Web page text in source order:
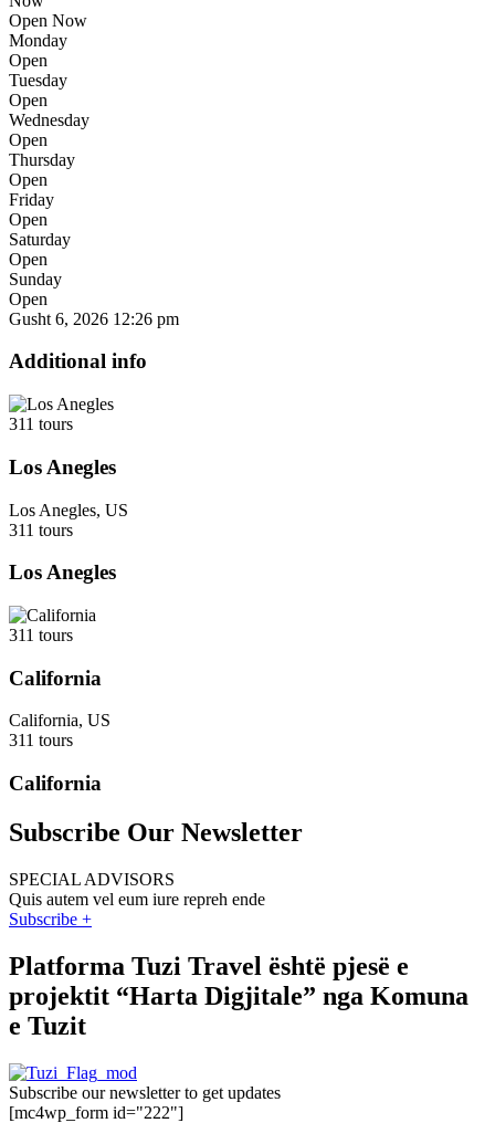
Open Now
Monday
Open
Tuesday
Open
Wednesday
Open
Thursday
Open
Friday
Open
Saturday
Open
Sunday
Open
Gusht 6, 2026 12:26 pm
Additional info
311 tours
Los Anegles
Los Anegles, US
311 tours
Los Anegles
311 tours
California
California, US
311 tours
California
Subscribe Our Newsletter
SPECIAL ADVISORS
Quis autem vel eum iure repreh ende
Subscribe +
Platforma Tuzi Travel është pjesë e
projektit “Harta Digjitale” nga Komuna
e Tuzit
Subscribe our newsletter to get updates
[mc4wp_form id="222"]